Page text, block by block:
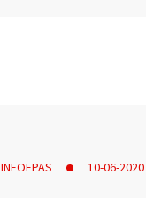
INFOFPAS 10-06-2020